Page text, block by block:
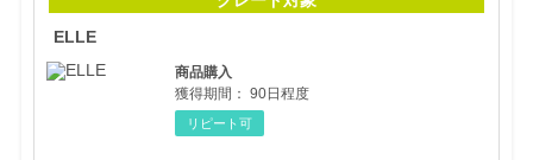
ELLE
商品購入
獲得期間： 90日程度
リピート可